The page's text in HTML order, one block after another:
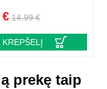
14,99 €
KREPŠELĮ
prekę taip